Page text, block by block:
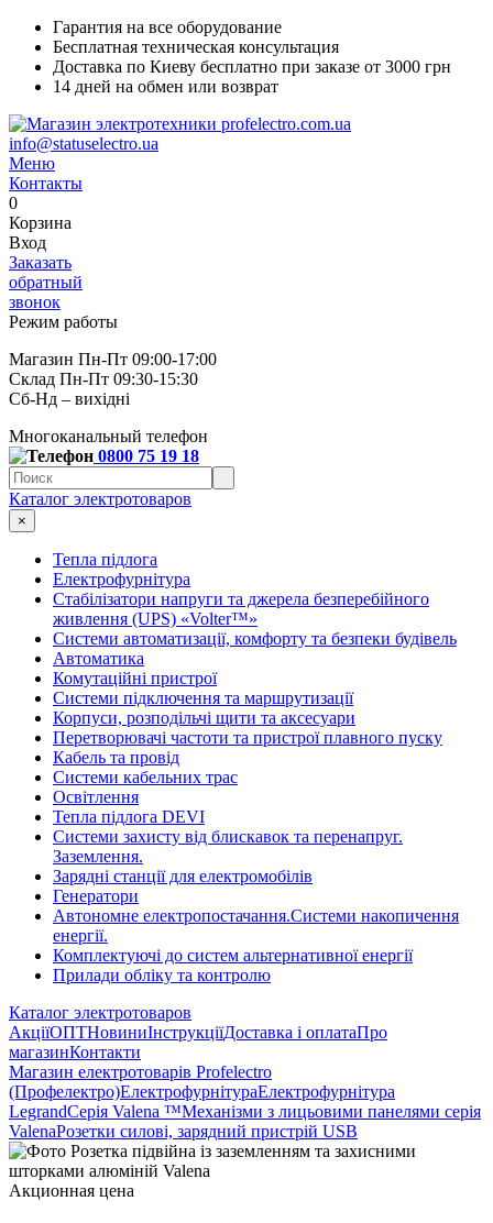
Гарантия на все оборудование
Бесплатная техническая консультация
Доставка по Киеву бесплатно при заказе от 3000 грн
14 дней на обмен или возврат
info@statuselectro.ua
Меню
Контакты
0
Корзина
Вход
Заказать
обратный
звонок
Режим работы
Магазин Пн-Пт 09:00-17:00
Склад Пн-Пт 09:30-15:30
Сб-Нд – вихідні
Многоканальный телефон
0800 75 19 18
Каталог электротоваров
×
Тепла підлога
Електрофурнітура
Cтабілізатори напруги та джерела безперебійного
живлення (UPS) «Volter™»
Системи автоматизації, комфорту та безпеки будівель
Автоматика
Комутаційні пристрої
Системи підключення та маршрутизації
Корпуси, розподільчі щити та аксесуари
Перетворювачі частоти та пристрої плавного пуску
Кабель та провід
Системи кабельних трас
Освітлення
Тепла підлога DEVI
Системи захисту від блискавок та перенапруг.
Заземлення.
Зарядні станції для електромобілів
Генератори
Автономне електропостачання.Системи накопичення
енергії.
Комплектуючі до систем альтернативної енергії
Прилади обліку та контролю
Каталог электротоваров
АкціїОПТНовиниІнструкціїДоставка і оплатаПро
магазинКонтакти
Магазин електротоварів Profelectro
(Профелектро)ЕлектрофурнітураЕлектрофурнітура
LegrandСерія Valena ™Механізми з лицьовими панелями серія
ValenaРозетки силові, зарядний пристрій USB
Акционная цена